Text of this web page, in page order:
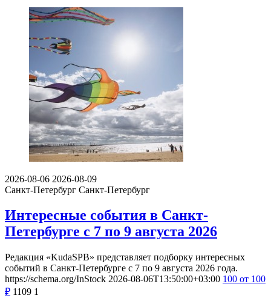
2026-08-06 2026-08-09
Санкт-Петербург Санкт-Петербург
Интересные события в Санкт-
Петербурге с 7 по 9 августа 2026
Редакция «KudaSPB» представляет подборку интересных
событий в Санкт-Петербурге с 7 по 9 августа 2026 года.
https://schema.org/InStock 2026-08-06T13:50:00+03:00 100 от 100
₽ 1109 1